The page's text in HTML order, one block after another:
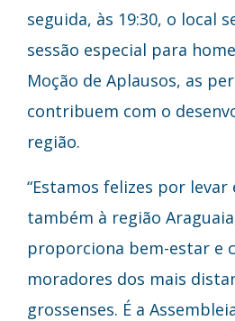
seguida, às 19:30, o local
sessão especial para
Moção de Aplausos, as
contribuem com o
região.
“Estamos felizes por
também à região
proporciona bem-estar e
moradores dos mais
grossenses. É a